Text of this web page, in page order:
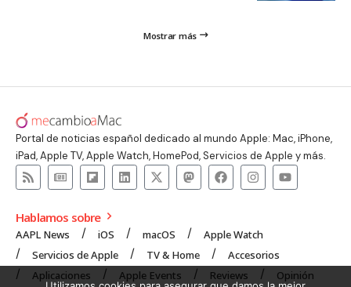
Mostrar más
Portal de noticias español dedicado al mundo Apple: Mac, iPhone,
iPad, Apple TV, Apple Watch, HomePod, Servicios de Apple y más.
Hablamos sobre
AAPL News iOS macOS
Apple Watch
Servicios de Apple
TV & Home
Accesorios
Aplicaciones
Apple Events Reviews Opinión